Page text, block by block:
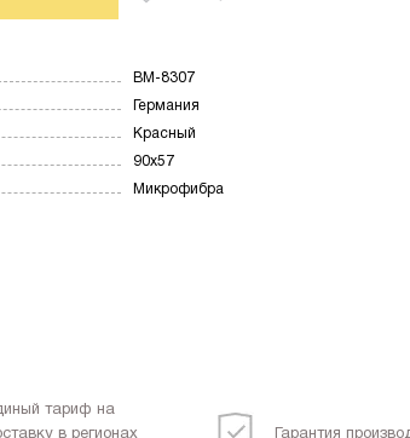
BM-8307
Германия
Красный
90х57
Микрофибра
тариф на
в регионах
Гарантия